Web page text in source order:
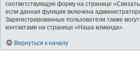
соответствующую форму на странице
если данная функция включена
Зарегистрированные пользователи также
контактами на странице «Наша команда».
Вернуться к началу